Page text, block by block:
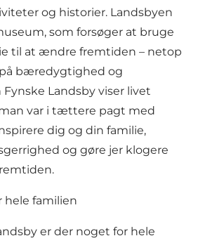
og historier. Landsbyen
som forsøger at bruge
til at ændre fremtiden – netop
bæredygtighed og
Landsby viser livet
var i tættere pagt med
dig og din familie,
og gøre jer klogere
hele familien
er der noget for hele